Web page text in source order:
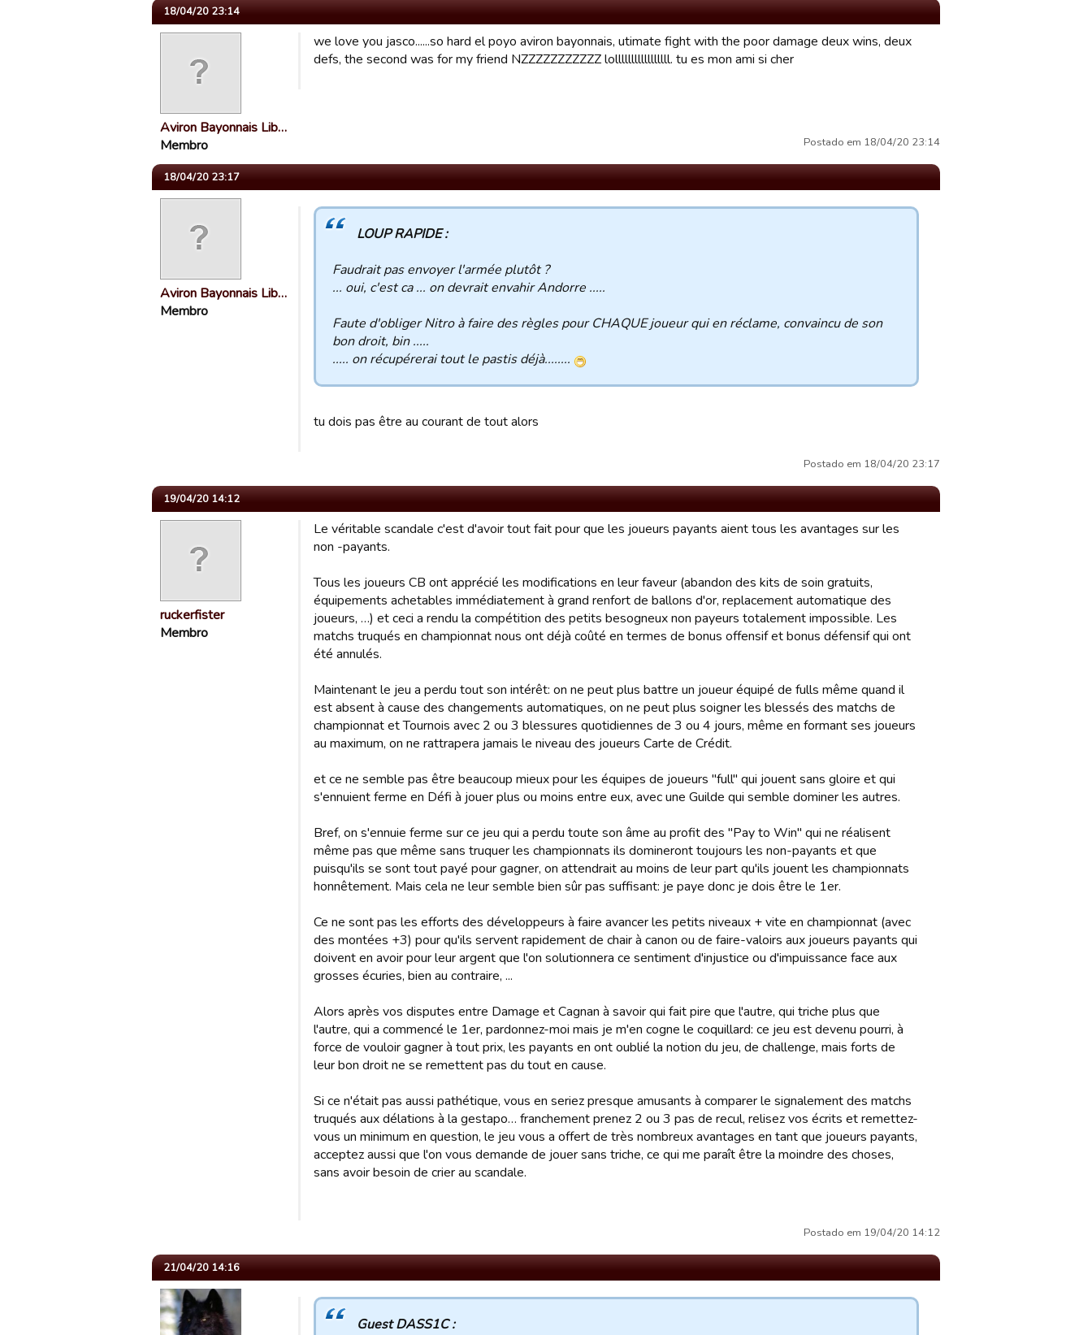
18/04/20 23:14
Aviron Bayonnais Lib…
Membro
we love you jasco......so hard el poyo aviron bayonnais, utimate fight with the poor damage deux wins, deux
defs, the second was for my friend NZZZZZZZZZZZ lolllllllllllllllll. tu es mon ami si cher
Postado em 18/04/20 23:14
18/04/20 23:17
Aviron Bayonnais Lib…
Membro
LOUP RAPIDE :
Faudrait pas envoyer l'armée plutôt ?
... oui, c'est ca ... on devrait envahir Andorre .....
Faute d'obliger Nitro à faire des règles pour CHAQUE joueur qui en réclame, convaincu de son
bon droit, bin .....
..... on récupérerai tout le pastis déjà........
tu dois pas être au courant de tout alors
Postado em 18/04/20 23:17
19/04/20 14:12
ruckerfister
Membro
Le véritable scandale c'est d'avoir tout fait pour que les joueurs payants aient tous les avantages sur les
non -payants.
Tous les joueurs CB ont apprécié les modifications en leur faveur (abandon des kits de soin gratuits,
équipements achetables immédiatement à grand renfort de ballons d'or, replacement automatique des
joueurs, …) et ceci a rendu la compétition des petits besogneux non payeurs totalement impossible. Les
matchs truqués en championnat nous ont déjà coûté en termes de bonus offensif et bonus défensif qui ont
été annulés.
Maintenant le jeu a perdu tout son intérêt: on ne peut plus battre un joueur équipé de fulls même quand il
est absent à cause des changements automatiques, on ne peut plus soigner les blessés des matchs de
championnat et Tournois avec 2 ou 3 blessures quotidiennes de 3 ou 4 jours, même en formant ses joueurs
au maximum, on ne rattrapera jamais le niveau des joueurs Carte de Crédit.
et ce ne semble pas être beaucoup mieux pour les équipes de joueurs "full" qui jouent sans gloire et qui
s'ennuient ferme en Défi à jouer plus ou moins entre eux, avec une Guilde qui semble dominer les autres.
Bref, on s'ennuie ferme sur ce jeu qui a perdu toute son âme au profit des "Pay to Win" qui ne réalisent
même pas que même sans truquer les championnats ils domineront toujours les non-payants et que
puisqu'ils se sont tout payé pour gagner, on attendrait au moins de leur part qu'ils jouent les championnats
honnêtement. Mais cela ne leur semble bien sûr pas suffisant: je paye donc je dois être le 1er.
Ce ne sont pas les efforts des développeurs à faire avancer les petits niveaux + vite en championnat (avec
des montées +3) pour qu'ils servent rapidement de chair à canon ou de faire-valoirs aux joueurs payants qui
doivent en avoir pour leur argent que l'on solutionnera ce sentiment d'injustice ou d'impuissance face aux
grosses écuries, bien au contraire, ...
Alors après vos disputes entre Damage et Cagnan à savoir qui fait pire que l'autre, qui triche plus que
l'autre, qui a commencé le 1er, pardonnez-moi mais je m'en cogne le coquillard: ce jeu est devenu pourri, à
force de vouloir gagner à tout prix, les payants en ont oublié la notion du jeu, de challenge, mais forts de
leur bon droit ne se remettent pas du tout en cause.
Si ce n'était pas aussi pathétique, vous en seriez presque amusants à comparer le signalement des matchs
truqués aux délations à la gestapo… franchement prenez 2 ou 3 pas de recul, relisez vos écrits et remettez-
vous un minimum en question, le jeu vous a offert de très nombreux avantages en tant que joueurs payants,
acceptez aussi que l'on vous demande de jouer sans triche, ce qui me paraît être la moindre des choses,
sans avoir besoin de crier au scandale.
Postado em 19/04/20 14:12
21/04/20 14:16
Guest DASS1C :